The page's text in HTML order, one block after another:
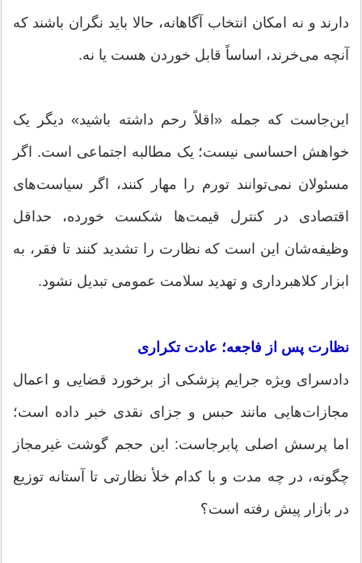
دارند و نه امکان انتخاب آگاهانه، حالا باید نگران باشند که
آنچه می‌خرند، اساساً قابل خوردن هست یا نه.
این‌جاست که جمله «اقلاً رحم داشته باشید» دیگر یک
خواهش احساسی نیست؛ یک مطالبه اجتماعی است. اگر
مسئولان نمی‌توانند تورم را مهار کنند، اگر سیاست‌های
اقتصادی در کنترل قیمت‌ها شکست خورده، حداقل
وظیفه‌شان این است که نظارت را تشدید کنند تا فقر، به
ابزار کلاهبرداری و تهدید سلامت عمومی تبدیل نشود.
نظارت پس از فاجعه؛ عادت تکراری
دادسرای ویژه جرایم پزشکی از برخورد قضایی و اعمال
مجازات‌هایی مانند حبس و جزای نقدی خبر داده است؛
اما پرسش اصلی پابرجاست: این حجم گوشت غیرمجاز
چگونه، در چه مدت و با کدام خلأ نظارتی تا آستانه توزیع
در بازار پیش رفته است؟